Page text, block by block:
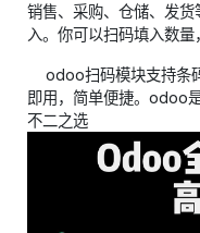
销售、采购、仓储、发
入。你可以扫码填入数量
​odoo扫码模块支持条
即用，简单便捷。odoo
不二之选